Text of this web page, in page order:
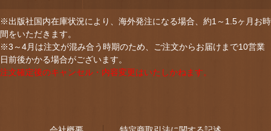
※出版社国内在庫状況により、海外発注になる場合、約1～1.5ヶ月お時
間をいただきます。
※3～4月は注文が混み合う時期のため、ご注文からお届けまで10営業
日前後かかる場合がございます。
注文確定後のキャンセル・内容変更はいたしかねます。